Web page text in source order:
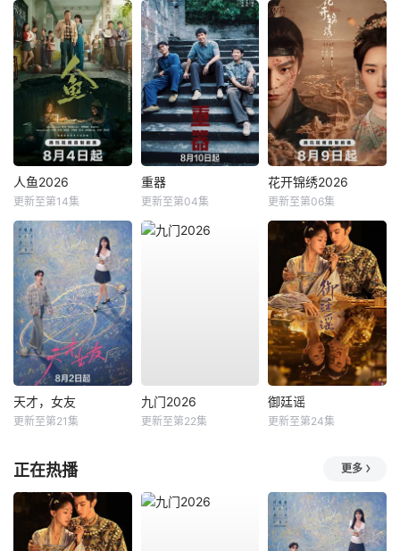
人鱼2026
更新至第14集
重器
更新至第04集
花开锦绣2026
更新至第06集
天才，女友
更新至第21集
九门2026
更新至第22集
御廷谣
更新至第24集
正在热播 更多